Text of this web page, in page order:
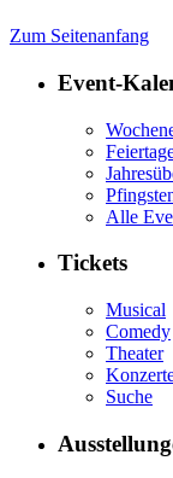
Zum Seitenanfang
Event-
Alle
Tickets
Musical
Comedy
Theater
Suche